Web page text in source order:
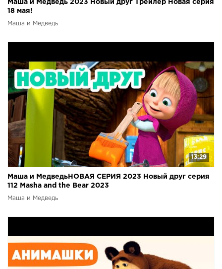
Маша и Медведь 2023 Новый друг Трейлер Новая серия
18 мая!
Маша и Медведь
13:29
Маша и МедведьНОВАЯ СЕРИЯ 2023 Новый друг серия
112 Masha and the Bear 2023
Маша и Медведь